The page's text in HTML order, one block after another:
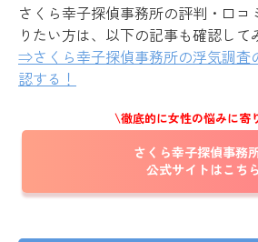
さくら幸子探偵事務所の評判・口コ
りたい方は、以下の記事も確認して
⇒さくら幸子探偵事務所の浮気調査
認する！
\徹底的に女性の悩みに寄
さくら幸子探偵事務
公式サイトはこちら